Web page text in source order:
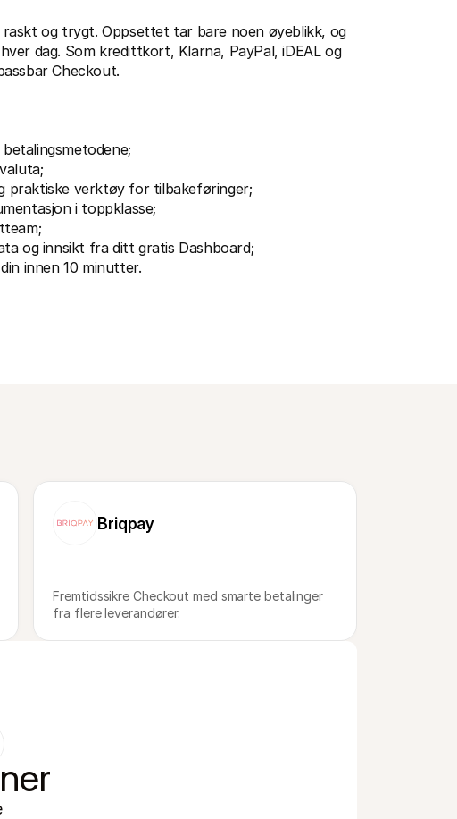
og trygt. Oppsettet tar bare noen øyeblikk, og
dag. Som kredittkort, Klarna, PayPal, iDEAL og
Checkout.
praktiske verktøy for tilbakeføringer;
i toppklasse;
og innsikt fra ditt gratis Dashboard;
innen 10 minutter.
Briqpay
Fremtidssikre Checkout med smarte betalinger
fra flere leverandører.